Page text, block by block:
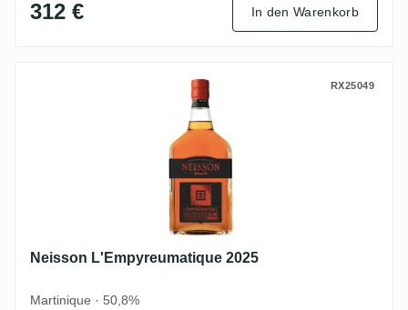
312 € In den Warenkorb
Neisson L'Empyreumatique 2025 RX25049
Neisson L'Empyreumatique 2025
Martinique · 50,8%